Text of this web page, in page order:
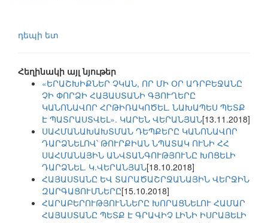
դեպի ետ
Հեղինակի այլ նյութեր
«ԵՐԱՇԽԻՔՆԵՐ ՉԿԱՆ, ՈՐ ՄԻ ՕՐ ԱԴՐԲԵՋԱՆԸ
ՉԻ ՓՈՐՁԻ ՀԱՅԱՍՏԱՆԻ ԳՅՈՒՂԵՐԸ
ԿԱՆՈՆԱՎՈՐ ՀՐԹԻՌԱԿՈԾԵԼ. ՆԱԽԱՊԵՍ ՊԵՏՔ
Է ՊԱՏՐԱՍՏՎԵԼ». ԿԱՐԵՆ ՎԵՐԱՆՅԱՆ[13.11.2018]
ՍԱՀՄԱՆԱԽԱԽՏՄԱՆ ԴԵՊՔԵՐԸ ԿԱՆՈՆԱՎՈՐ
ԴԱՐՁՆԵԼՈՎ՝ ԹՈՒՐՔԻԱՆ ՆՊԱՏԱԿ ՈՒՆԻ ՀՀ
ՍԱՀՄԱՆԱՅԻՆ ԱՆՎՏԱՆԳՈՒԹՅՈՒՆԸ ԽՈՑԵԼԻ
ԴԱՐՁՆԵԼ. Կ.ՎԵՐԱՆՅԱՆ[18.10.2018]
ՀԱՅԱՍՏԱՆԸ ԵՎ ՏԱՐԱԾԱՇՐՋԱՆԱՅԻՆ ՎԵՐՋԻՆ
ԶԱՐԳԱՑՈՒՄՆԵՐԸ[15.10.2018]
ՀԱՐԱԲԵՐՈՒԹՅՈՒՆՆԵՐԸ ԽՈՐԱՑՆԵԼՈՒ ՀԱՄԱՐ
ՀԱՅԱՍՏԱՆԸ ՊԵՏՔ Է ԳՐԱՎԻՉ ԼԻՆԻ ԻՍՐԱՅԵԼԻ